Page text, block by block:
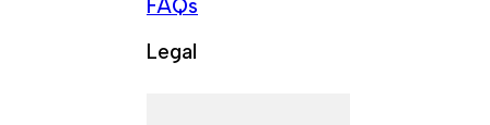
FAQs
Legal